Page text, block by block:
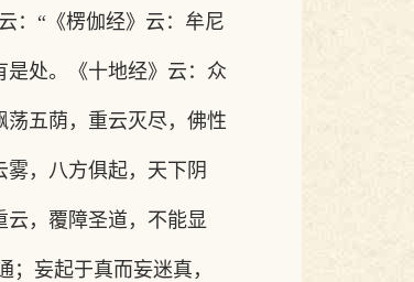
：“《楞伽经》云：牟尼
处。《十地经》云：众
五荫，重云灭尽，佛性
，八方俱起，天下阴
，覆障圣道，不能显
妄起于真而妄迷真，